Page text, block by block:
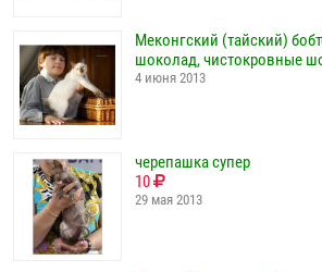
Меконгский (тайский)
шоколад, чистокровные
4 июня 2013
черепашка супер
10
29 мая 2013